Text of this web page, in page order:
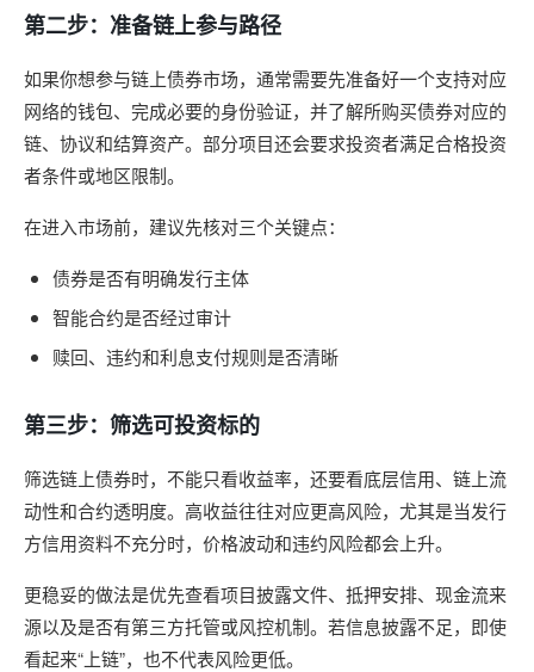
第二步：准备链上参与路径
如果你想参与链上债券市场，通常需要先准备好一个支持对应
网络的钱包、完成必要的身份验证，并了解所购买债券对应的
链、协议和结算资产。部分项目还会要求投资者满足合格投资
者条件或地区限制。
在进入市场前，建议先核对三个关键点：
债券是否有明确发行主体
智能合约是否经过审计
赎回、违约和利息支付规则是否清晰
第三步：筛选可投资标的
筛选链上债券时，不能只看收益率，还要看底层信用、链上流
动性和合约透明度。高收益往往对应更高风险，尤其是当发行
方信用资料不充分时，价格波动和违约风险都会上升。
更稳妥的做法是优先查看项目披露文件、抵押安排、现金流来
源以及是否有第三方托管或风控机制。若信息披露不足，即使
看起来“上链”，也不代表风险更低。